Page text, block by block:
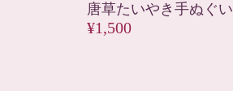
唐草たいやき手ぬぐい
¥1,500